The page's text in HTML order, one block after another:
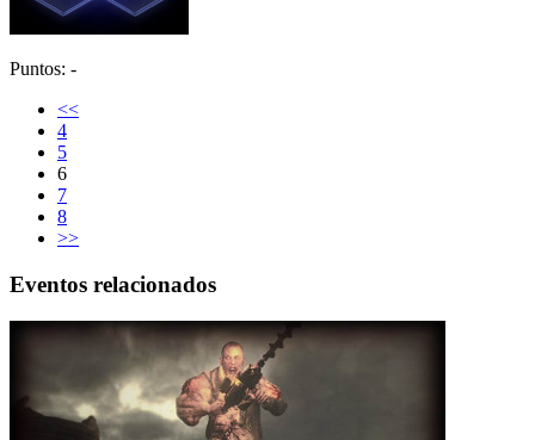
Puntos: -
<<
4
5
6
7
8
>>
Eventos relacionados